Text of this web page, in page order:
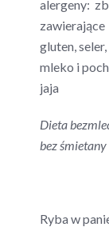
alergeny:
zawierające
gluten, seler,
mleko i
jaja
Dieta
bez śmietany
Ryba w